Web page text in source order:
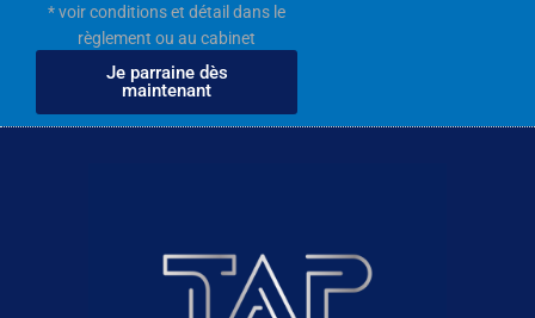
* voir conditions et détail dans le
règlement ou au cabinet
Je parraine dès
maintenant